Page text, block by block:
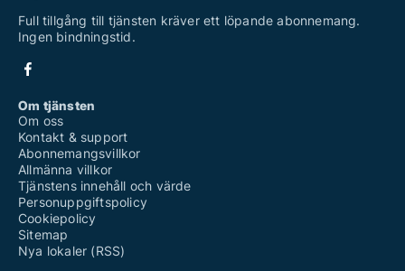
Full tillgång till tjänsten kräver ett löpande abonnemang.
Ingen bindningstid.
Om tjänsten
Om oss
Kontakt & support
Abonnemangsvillkor
Allmänna villkor
Tjänstens innehåll och värde
Personuppgiftspolicy
Cookiepolicy
Sitemap
Nya lokaler (RSS)